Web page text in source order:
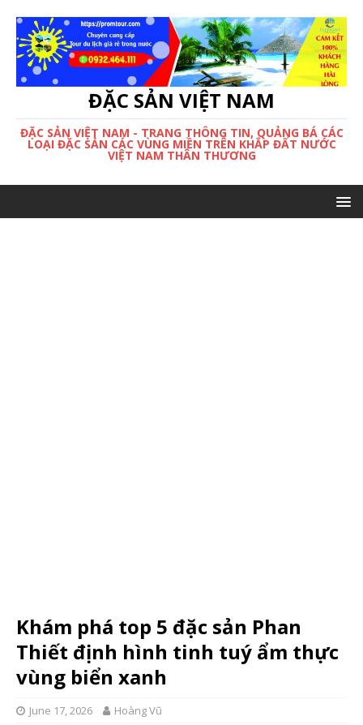
ĐẶC SẢN VIỆT NAM
ĐẶC SẢN VIỆT NAM - TRANG THÔNG TIN, QUẢNG BÁ CÁC
LOẠI ĐẶC SẢN CÁC VÙNG MIỀN TRÊN KHẮP ĐẤT NƯỚC
VIỆT NAM THÂN THƯƠNG
Khám phá top 5 đặc sản Phan
Thiết định hình tinh tuý ẩm thực
vùng biển xanh
June 17, 2026 Hoàng Vũ